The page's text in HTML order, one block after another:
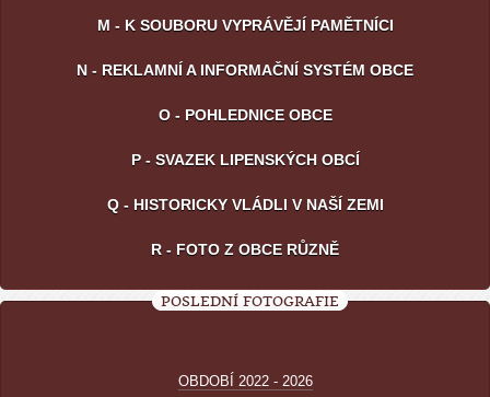
M - K SOUBORU VYPRÁVĚJÍ PAMĚTNÍCI
N - REKLAMNÍ A INFORMAČNÍ SYSTÉM OBCE
O - POHLEDNICE OBCE
P - SVAZEK LIPENSKÝCH OBCÍ
Q - HISTORICKY VLÁDLI V NAŠÍ ZEMI
R - FOTO Z OBCE RŮZNĚ
POSLEDNÍ FOTOGRAFIE
OBDOBÍ 2022 - 2026